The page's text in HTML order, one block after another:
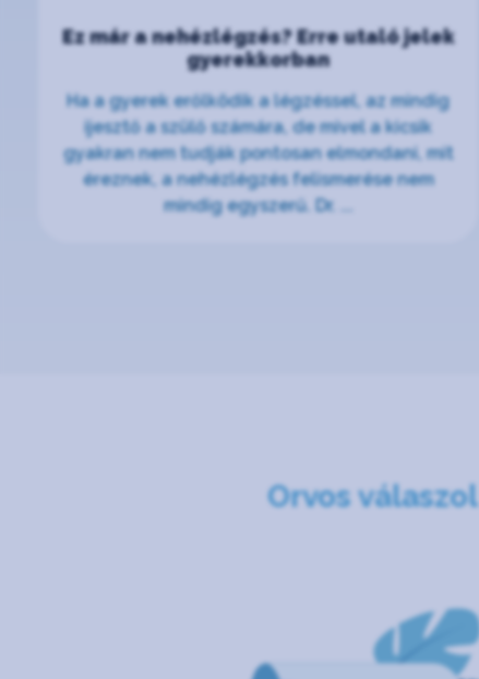
Ez már a nehézlégzés? Erre utaló jelek
gyerekkorban
Ha a gyerek erőlködik a légzéssel, az mindig
ijesztő a szülő számára, de mivel a kicsik
gyakran nem tudják pontosan elmondani, mit
éreznek, a nehézlégzés felismerése nem
mindig egyszerű. Dr. ...
Orvos válaszol